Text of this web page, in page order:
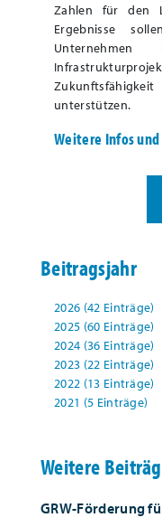
Zahlen für den
Ergebnisse
unterstützen.
Weitere Infos
Beitragsjahr
2026 (42 Einträge)
2025 (60 Einträge)
2024 (36 Einträge)
2023 (22 Einträge)
2022 (13 Einträge)
2021 (5 Einträge)
Weitere
GRW-Förderung